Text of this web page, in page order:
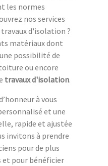
les normes
nos services
d'isolation ?
matériaux dont
possibilité de
ou encore
travaux d'isolation.
à vous
et une
rapide et ajustée
invitons à prendre
pour de plus
pour bénéficier